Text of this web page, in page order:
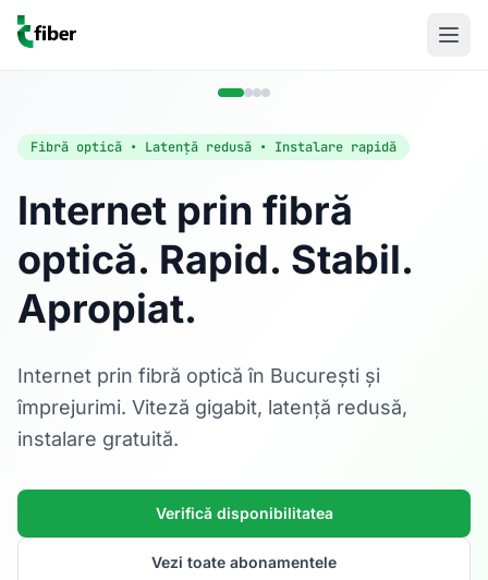
Fibră optică • Latență redusă • Instalare rapidă
Internet prin fibră
optică. Rapid. Stabil.
Apropiat.
Internet prin fibră optică în București și
împrejurimi. Viteză gigabit, latență redusă,
instalare gratuită.
Verifică disponibilitatea
Vezi toate abonamentele
Acasă
Internet Rezidențial
Fibră optică până la 1 Gbps, direct în casa ta.